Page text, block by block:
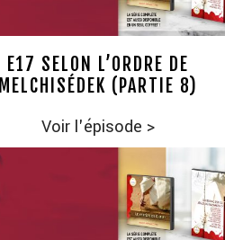
E17 SELON L’ORDRE DE
MELCHISÉDEK (PARTIE 8)
Voir l'épisode >